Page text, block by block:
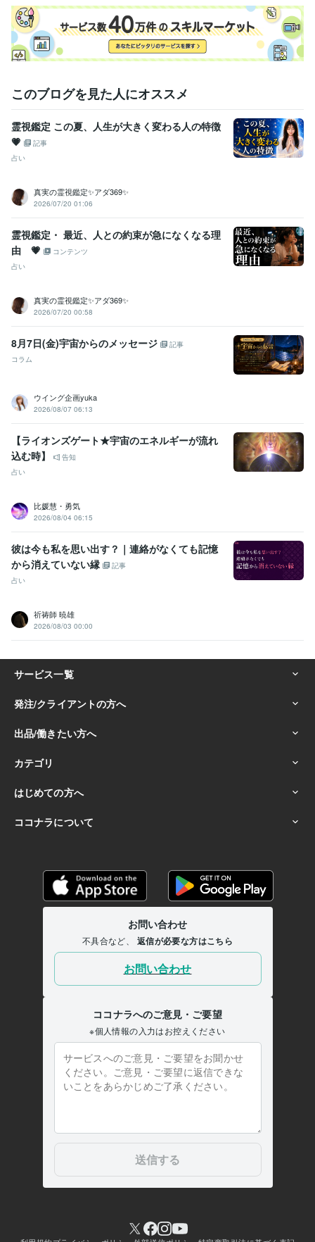
某メーカー 1992年3月 ~ 1993年5月
ファストフード 1994年3月 ~ 1997年2月
地域センター 2009年3月 ~ 2012年2月
住宅関連 2010年7月 ~ 2014年11月
建設関連 2013年3月 ~ 2017年7月
住宅関連 2017年3月 ~ 2018年9月
自動車関連 2016年5月 ~ 2017年12月 2018年2月 ~ 2018年6月 2
018年8月 ~ 2020年5月
建設関連 2020年7月 ~ 2021年2月 2021年5月 ~ 現在
スト オンライン似合う髪型診断アドバイザー
スト ココナラプラチナランクに昇格
資格・検定
インテリアコーディネーター 取得年 : 2010年
宅地建物取引士（旧 宅地建物取引主任者） 取得年 : 2021年
パーソナルカラーアナリスト
ビジネス・クリエイティブツール
Excel:10年PowerPoint:10年Word:10年Canva:1年
得意分野
悩み相談・カウンセリング
学歴
1990年3月 ~ 1992年2月
公立高等学校 1986年3月 ~ 1990年2月
このブログを見た人にオススメ
霊視鑑定 この夏、人生が大きく変わる人の特徴
💗
記事
占い
真実の霊視鑑定✨アダ369✨
2026/07/20 01:06
霊視鑑定・ 最近、人との約束が急になくなる理
由 💗
コンテンツ
占い
真実の霊視鑑定✨アダ369✨
2026/07/20 00:58
8月7日(金)宇宙からのメッセージ
記事
コラム
ウイング企画yuka
2026/08/07 06:13
【ライオンズゲート★宇宙のエネルギーが流れ
込む時】
告知
占い
比媛慧・勇気
2026/08/04 06:15
彼は今も私を思い出す？｜連絡がなくても記憶
から消えていない縁
記事
占い
祈祷師 暁雄
2026/08/03 00:00